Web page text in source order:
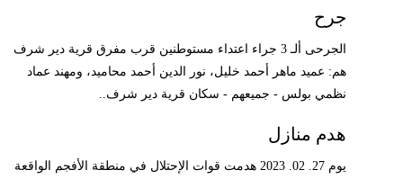
جرح
الجرحى ألـ 3 جراء اعتداء مستوطنين قرب مفرق قرية دير شرف
هم: عميد ماهر أحمد خليل، نور الدين أحمد محاميد، ومهند عماد
نظمي بولس - جميعهم - سكان قرية دير شرف..
هدم منازل
يوم 27. 02. 2023 هدمت قوات الإحتلال في منطقة الأفجم الواقعة